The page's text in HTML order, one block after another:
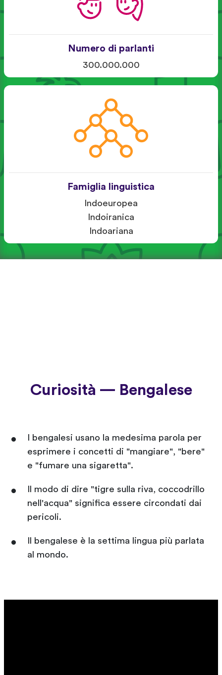
Numero di parlanti
300.000.000
Famiglia linguistica
Indoeuropea
Indoiranica
Indoariana
Curiosità — Bengalese
I bengalesi usano la medesima parola per
esprimere i concetti di "mangiare", "bere"
e "fumare una sigaretta".
Il modo di dire "tigre sulla riva, coccodrillo
nell'acqua" significa essere circondati dai
pericoli.
Il bengalese è la settima lingua più parlata
al mondo.